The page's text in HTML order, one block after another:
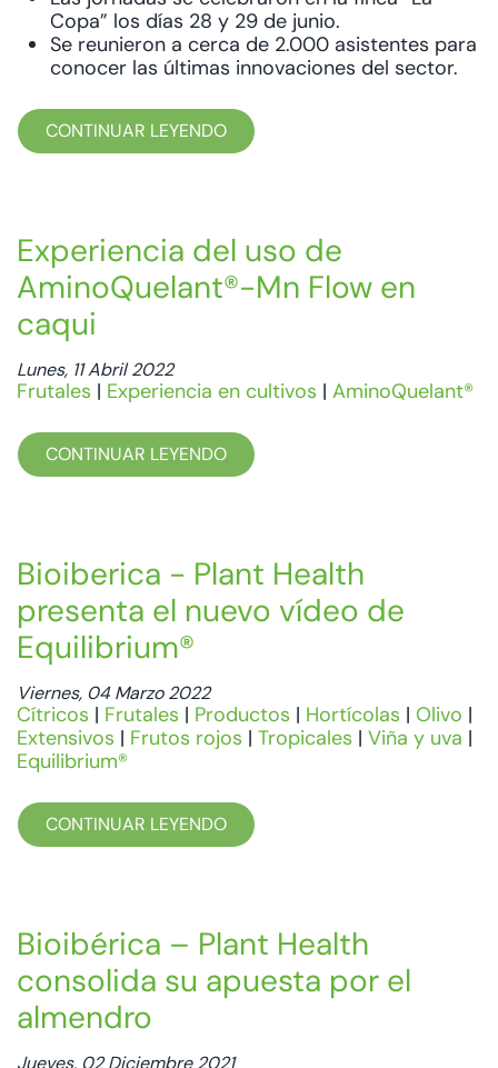
Copa” los días 28 y 29 de junio.
Se reunieron a cerca de 2.000 asistentes para
conocer las últimas innovaciones del sector.
CONTINUAR LEYENDO
Experiencia del uso de
AminoQuelant®-Mn Flow en
caqui
Lunes, 11 Abril 2022
Frutales | Experiencia en cultivos | AminoQuelant®
CONTINUAR LEYENDO
Bioiberica - Plant Health
presenta el nuevo vídeo de
Equilibrium®
Viernes, 04 Marzo 2022
Cítricos | Frutales | Productos | Hortícolas | Olivo |
Extensivos | Frutos rojos | Tropicales | Viña y uva |
Equilibrium®
CONTINUAR LEYENDO
Bioibérica – Plant Health
consolida su apuesta por el
almendro
Jueves, 02 Diciembre 2021